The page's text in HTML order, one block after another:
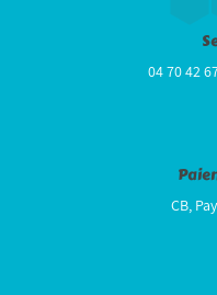
04 70 42
CB,